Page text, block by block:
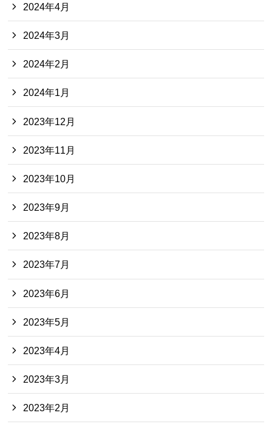
2024年4月
2024年3月
2024年2月
2024年1月
2023年12月
2023年11月
2023年10月
2023年9月
2023年8月
2023年7月
2023年6月
2023年5月
2023年4月
2023年3月
2023年2月